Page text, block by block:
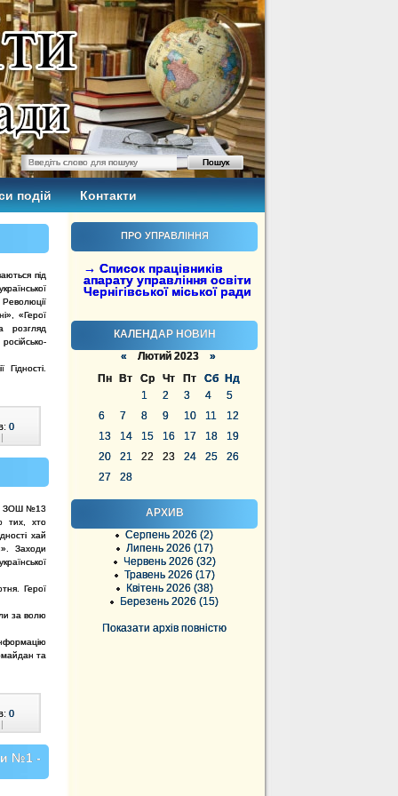
подій Контакти
ПРО УПРАВЛІННЯ
→ Список працівників
апарату управління освіти
Чернігівської міської ради
КАЛЕНДАР НОВИН
« Лютий 2023 »
Пн
Вт Ср Чт Пт Сб
Нд
1
2 3 4
5
6
7 8 9 10 11
12
13
14 15 16 17 18
19
20
21 22 23 24 25
26
27
28
АРХИВ
Серпень 2026 (2)
Липень 2026 (17)
Червень 2026 (32)
Травень 2026 (17)
Квітень 2026 (38)
Березень 2026 (15)
Показати архів повністю
під
«Герої
розгляд
0
|
у ЗОШ №13
тих, хто
хай
Заходи
Герої
за волю
та
0
|
№1 -